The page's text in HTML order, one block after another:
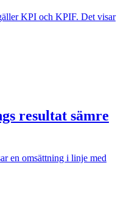
KPI och KPIF. Det visar
resultat sämre
en omsättning i linje med